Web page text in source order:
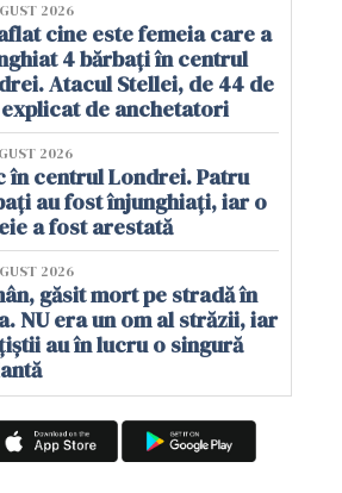
2026
cine este femeia care a
4 bărbați în centrul
Atacul Stellei, de 44 de
de anchetatori
2026
în centrul Londrei. Patru
au fost înjunghiați, iar o
a fost arestată
2026
găsit mort pe stradă în
NU era un om al străzii, iar
au în lucru o singură